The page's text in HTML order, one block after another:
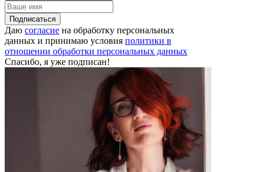
Подписаться
Даю согласие на обработку персональных
данных и принимаю условия политики в
отношении обработки персональных данных
Спасибо, я уже подписан!